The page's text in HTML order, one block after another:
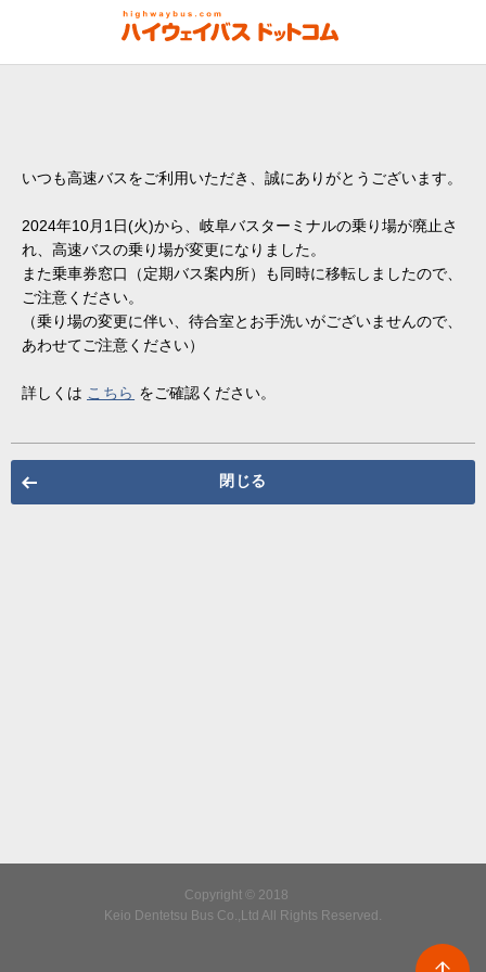
いつも高速バスをご利用いただき、誠にありがとうございます。
2024年10月1日(火)から、岐阜バスターミナルの乗り場が廃止さ
れ、高速バスの乗り場が変更になりました。
また乗車券窓口（定期バス案内所）も同時に移転しましたので、
ご注意ください。
（乗り場の変更に伴い、待合室とお手洗いがございませんので、
あわせてご注意ください）
詳しくは こちら をご確認ください。
閉じる
Copyright © 2018
Keio Dentetsu Bus Co.,Ltd All Rights Reserved.